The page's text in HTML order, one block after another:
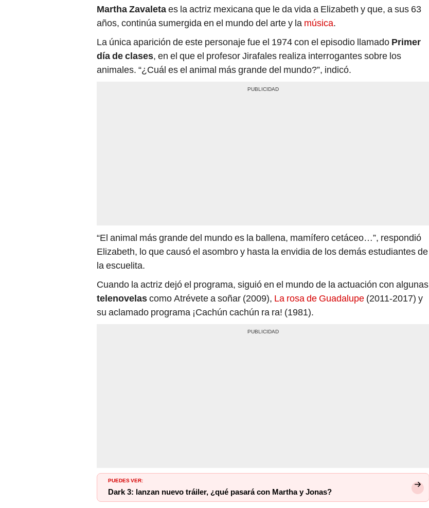
Martha Zavaletaes la actriz mexicana que le da vida a Elizabeth y que, a sus 63
años, continúa sumergida en el mundo del arte y la música.
La única aparición de este personaje fue el 1974 con el episodio llamado Primer
día de clases, en el que el profesor Jirafales realiza interrogantes sobre los
animales. “¿Cuál es el animal más grande del mundo?”, indicó.
“El animal más grande del mundo es la ballena, mamífero cetáceo…”, respondió
Elizabeth, lo que causó el asombro y hasta la envidia de los demás estudiantes de
la escuelita.
Cuando la actriz dejó el programa, siguió en el mundo de la actuación con algunas
telenovelascomo Atrévete a soñar (2009), La rosa de Guadalupe (2011-2017) y
su aclamado programa ¡Cachún cachún ra ra! (1981).
PUEDES VER:
Dark 3: lanzan nuevo tráiler, ¿qué pasará con Martha y Jonas?